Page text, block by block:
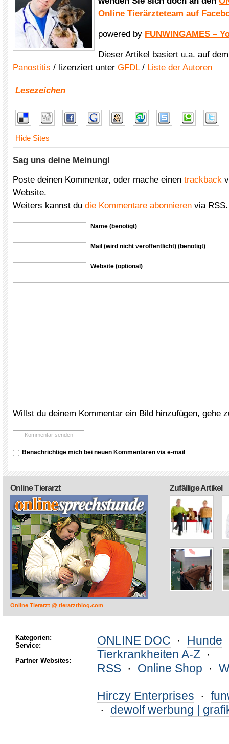
Online Tierärzteteam auf
powered by FUNWINGAMES –
Dieser Artikel basiert u.a. auf
Panostitis / lizenziert unter GFDL/ Liste der Autoren
Lesezeichen
Hide Sites
Sag uns deine Meinung!
Poste deinen Kommentar, oder mache einen trackback
Website.
Weiters kannst du die Kommentare abonnieren via RSS.
Name (benötigt)
Mail (wird nicht veröffentlicht) (benötigt)
Website (optional)
Willst du deinem Kommentar ein Bild hinzufügen, gehe
Benachrichtige mich bei neuen Kommentaren via e-mail
Zufällige Artikel
Online Tierarzt
Online Tierarzt @ tierarztblog.com
Kategorien:
Service:
Partner Websites:
ONLINE DOC · Hunde
Tierkrankheiten A-Z ·
RSS · Online Shop ·
Hirczy Enterprises ·
· dewolf werbung |